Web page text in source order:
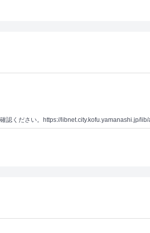
認ください。https://libnet.city.kofu.yamanashi.jp/